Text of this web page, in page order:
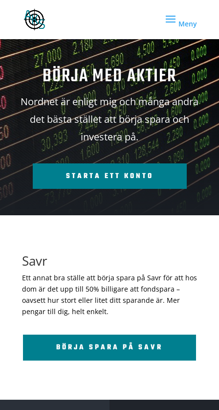
BÖRJA MED AKTIER
Nordnet är enligt mig och många andra
det bästa stället att börja spara och
investera på.
STARTA ETT KONTO
Savr
Ett annat bra ställe att börja spara på Savr för att hos
dom är det upp till 50% billigare att fondspara –
oavsett hur stort eller litet ditt sparande är. Mer
pengar till dig, helt enkelt.
BÖRJA SPARA PÅ SAVR